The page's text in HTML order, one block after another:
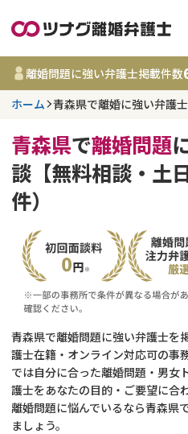
離婚問題に強い弁護士掲載件数
ホーム 青森県で離婚に強い弁護士
青森県で離婚問題
談【無料相談・土
件）
青森県で離婚問題に強い弁護士を
護士在籍・オンライン対応可の事
では自分に合った離婚問題・男女
護士をあなたの目的・ご要望に合
離婚問題に悩んでいるなら青森県
ましょう。